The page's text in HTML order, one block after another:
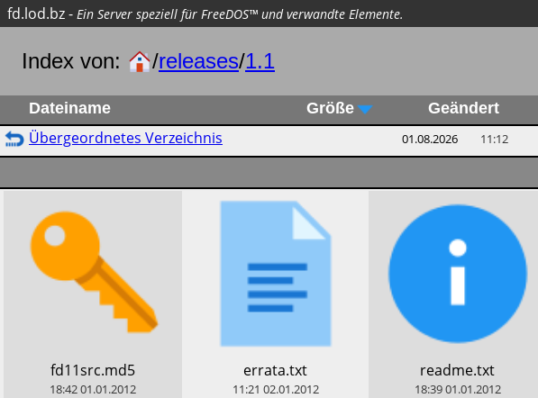
fd.lod.bz- Ein Server speziell für FreeDOS™ und verwandte Elemente.
Index von: /releases/1.1
Dateiname Größe Geändert
Übergeordnetes Verzeichnis 01.08.2026 11:12
​fd11src.md5
18:4201.01.2012
​errata.txt
11:21 02.01.2012
​readme.txt
18:3901.01.2012